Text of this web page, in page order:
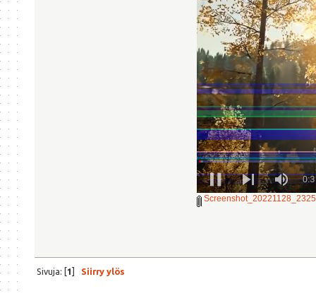
Sivuja: [1] Siirry ylös